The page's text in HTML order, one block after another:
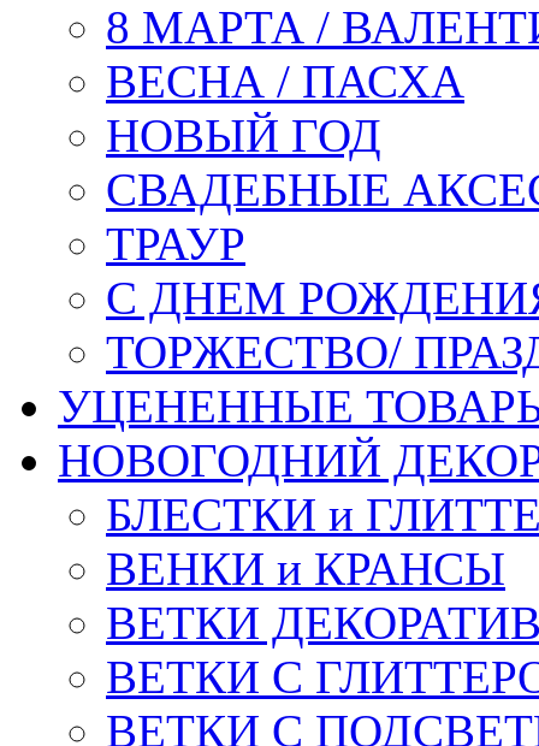
8 МАРТА /
ВЕСНА / ПАСХА
НОВЫЙ ГОД
СВАДЕБНЫЕ
ТРАУР
С ДНЕМ
ТОРЖЕСТВО/
УЦЕНЕННЫЕ
НОВОГОДНИЙ
БЛЕСТКИ и
ВЕНКИ и КРАНСЫ
ВЕТКИ
ВЕТКИ С
ВЕТКИ С